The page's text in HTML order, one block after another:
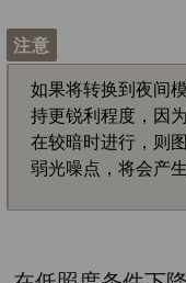
注意
如果将转换到夜间
持更锐利程度，因
在较暗时进行，则
弱光噪点，将会产